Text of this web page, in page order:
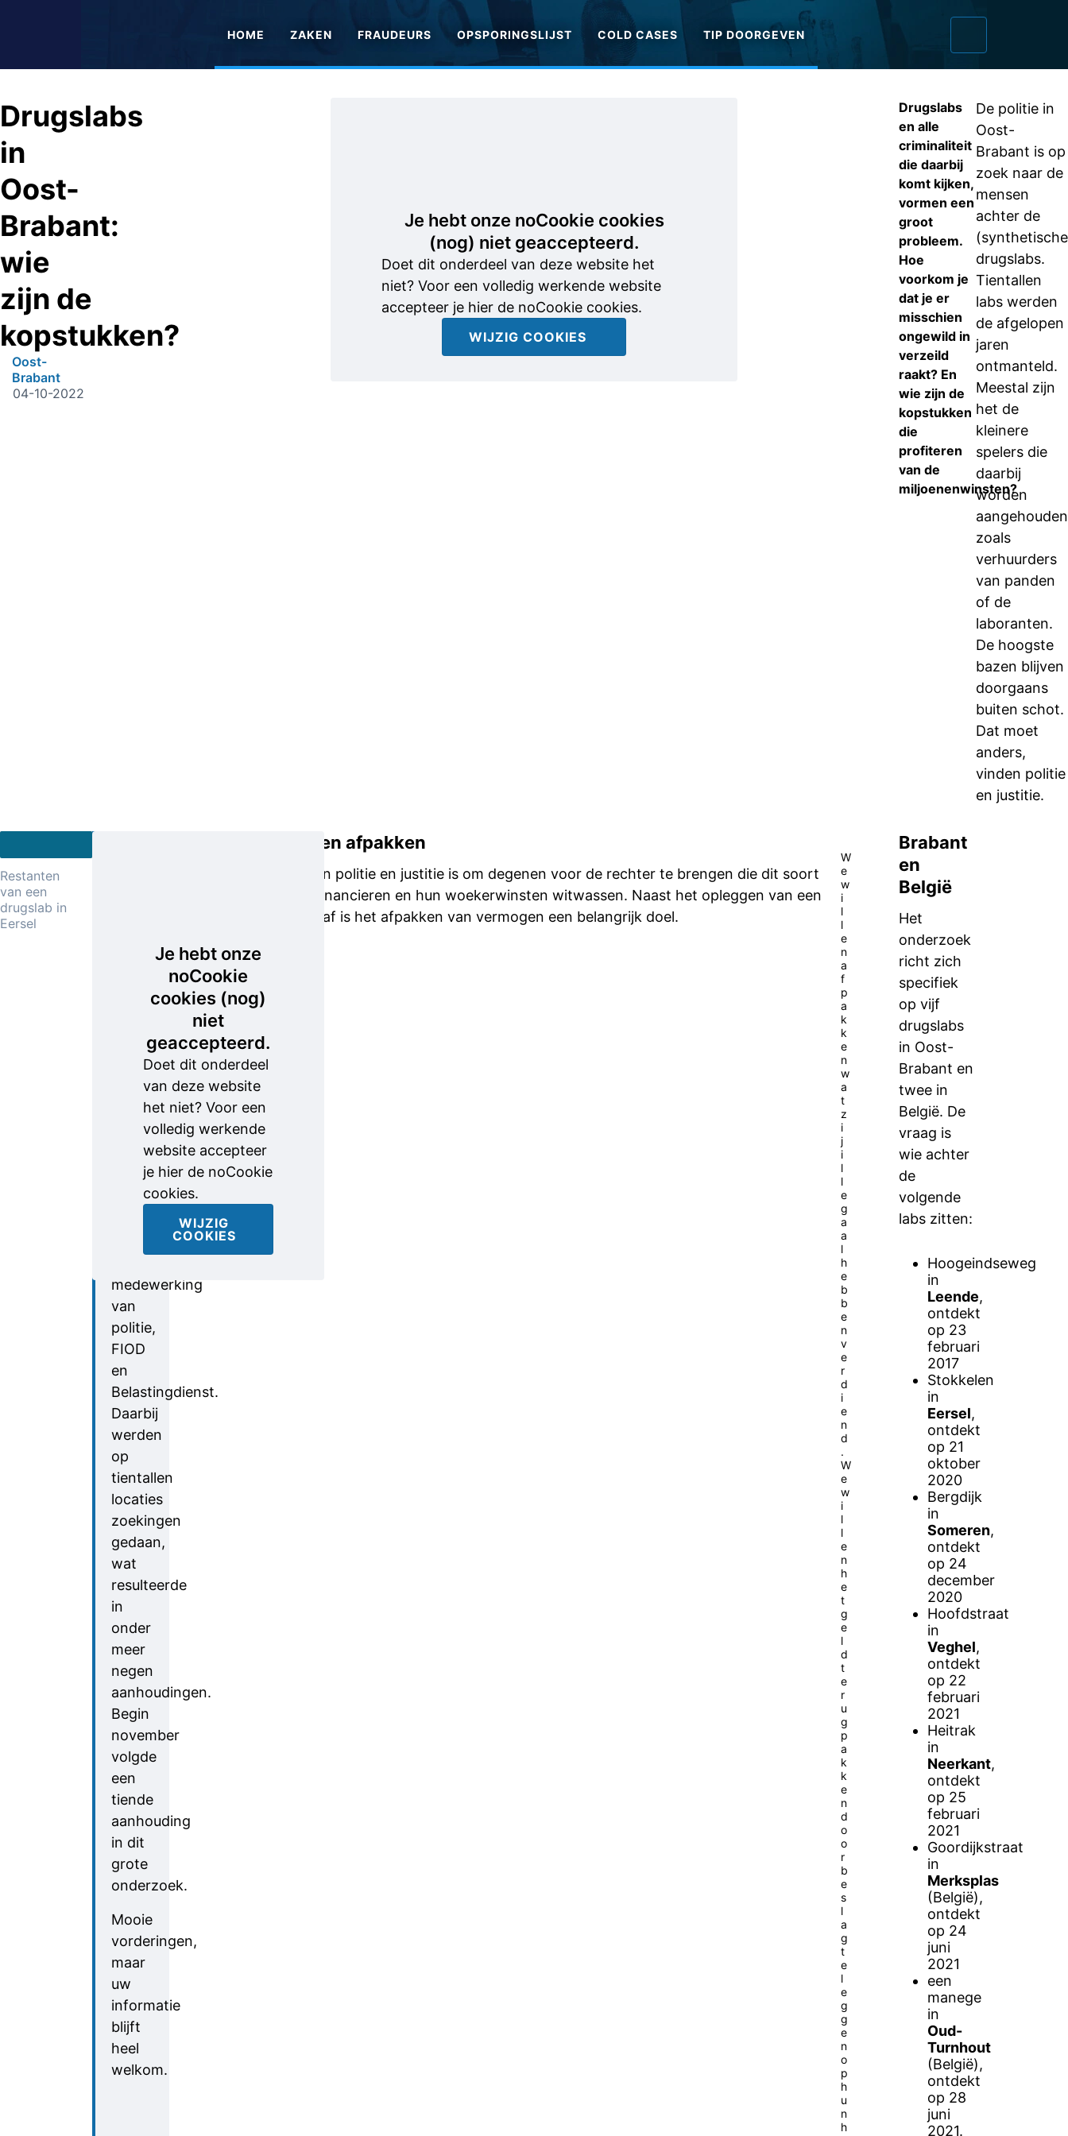
HOME ZAKEN FRAUDEURS OPSPORINGSLIJST COLD CASES TIP DOORGEVEN
Drugslabs
in
Oost-
Brabant:
wie
zijn de
kopstukken?
Oost-
Brabant
04-10-2022
Je hebt onze noCookie cookies
(nog) niet geaccepteerd.
Doet dit onderdeel van deze website het
niet? Voor een volledig werkende website
accepteer je hier de noCookie cookies.
WIJZIG COOKIES
Drugslabs
en alle
criminaliteit
die daarbij
komt kijken,
vormen een
groot
probleem.
Hoe
voorkom je
dat je er
misschien
ongewild in
verzeild
raakt? En
wie zijn de
kopstukken
die
profiteren
van de
miljoenenwinsten?
De politie in
Oost-
Brabant is op
zoek naar de
mensen
achter de
drugslabs.
Tientallen
labs werden
de afgelopen
jaren
ontmanteld.
Meestal zijn
het de
kleinere
spelers die
daarbij
worden
zoals
verhuurders
van panden
of de
laboranten.
De hoogste
bazen blijven
doorgaans
buiten schot.
Dat moet
anders,
vinden politie
en justitie.
Restanten
van een
drugslab in
Eersel
oktober
actiedag
onder
leiding
Openbaar
Ministerie
medewerking
van
politie,
FIOD
en
Belastingdienst.
Daarbij
werden
op
tientallen
locaties
zoekingen
gedaan,
wat
resulteerde
in
onder
meer
negen
aanhoudingen.
Begin
november
volgde
een
tiende
aanhouding
in dit
grote
onderzoek.
Mooie
vorderingen,
maar
uw
informatie
blijft
heel
welkom.
Je hebt onze
noCookie
cookies (nog)
niet
geaccepteerd.
Doet dit onderdeel
van deze website
het niet? Voor een
volledig werkende
website accepteer
je hier de noCookie
cookies.
WIJZIG
COOKIES
Straffen en afpakken
Het doel van politie en justitie is om degenen voor de rechter te brengen die dit soort
drugslabs financieren en hun woekerwinsten witwassen. Naast het opleggen van een
gepaste straf is het afpakken van vermogen een belangrijk doel.
W
e
w
i
l
l
e
n
a
f
p
a
k
k
e
n
w
a
t
z
i
j
i
l
l
e
g
a
a
l
h
e
b
b
e
n
v
e
r
d
i
e
n
d
.
W
e
w
i
l
l
e
n
h
e
t
g
e
l
d
t
e
r
u
g
p
a
k
k
e
n
d
o
o
r
b
e
s
l
a
g
t
e
l
e
g
g
e
n
o
p
h
u
n
h
Brabant
en
België
Het
onderzoek
richt zich
specifiek
op vijf
drugslabs
in Oost-
Brabant en
twee in
België. De
vraag is
wie achter
de
volgende
labs zitten:
Hoogeindseweg
in
Leende,
ontdekt
op 23
februari
2017
Stokkelen
in
Eersel,
ontdekt
op 21
oktober
2020
Bergdijk
in
Someren,
ontdekt
op 24
december
2020
Hoofdstraat
in
Veghel,
ontdekt
op 22
februari
2021
Heitrak
in
Neerkant,
ontdekt
op 25
februari
2021
Goordijkstraat
in
Merksplas
(België),
ontdekt
op 24
juni
2021
een
manege
in
Oud-
Turnhout
(België),
ontdekt
op 28
juni
2021.